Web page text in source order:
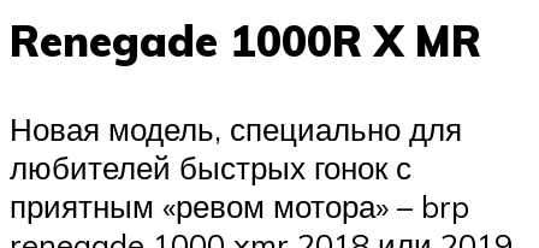
Renegade 1000R X MR
Новая модель, специально для
любителей быстрых гонок с
приятным «ревом мотора» – brp